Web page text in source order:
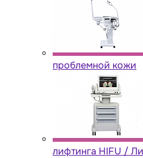
проблемной кожи
лифтинга HIFU /